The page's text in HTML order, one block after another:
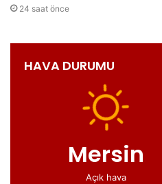
24 saat önce
HAVA DURUMU
Mersin
Açık hava